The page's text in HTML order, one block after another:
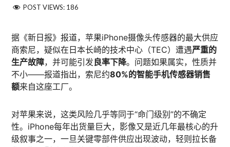
POST VIEWS: 186
据《新日报》报道，苹果iPhone摄像头传感器的最大供应
商索尼，疑似在日本长崎的技术中心（TEC）遭遇严重的
生产故障，并可能引发良率下降。问题如果属实，性质并
不小——报道指出，索尼约80%的智能手机传感器销售
额来自这座工厂。
对苹果来说，这类风险几乎等同于“命门级别”的不确定
性。iPhone每年出货量巨大，影像又是近几年最核心的升
级叙事之一，一旦关键零部件供应出现波动，轻则拉长备